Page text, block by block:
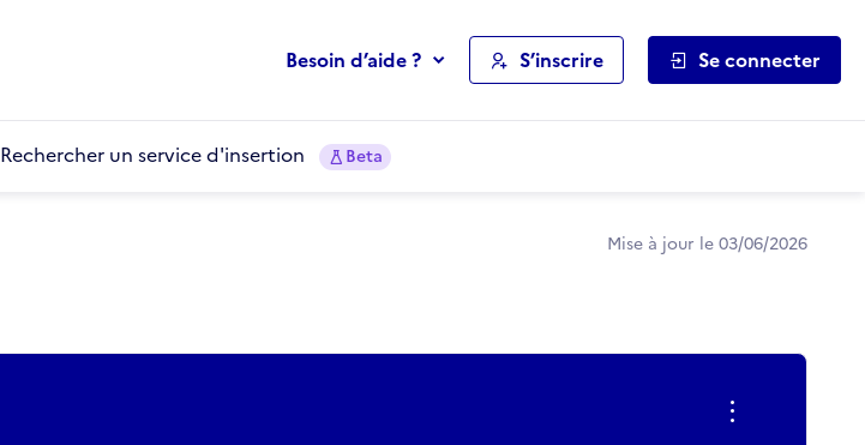
Besoin d’aide ? S’inscrire Se connecter
Rechercher un service d'insertion Beta
Mise à jour le 03/06/2026